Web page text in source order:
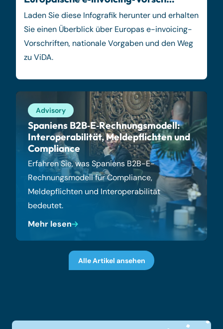
Laden Sie diese Infografik herunter und erhalten
Sie einen Überblick über Europas e-invoicing-
Vorschriften, nationale Vorgaben und den Weg
zu ViDA.
Advisory
Spaniens B2B‑E‑Rechnungsmodell:
Interoperabilität, Meldepflichten und
Compliance
Erfahren Sie, was Spaniens B2B-E-
Rechnungsmodell für Compliance,
Meldepflichten und Interoperabilität
bedeutet.
Mehr lesen
Alle Artikel ansehen